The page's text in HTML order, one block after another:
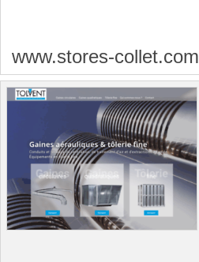
www.stores-collet.com